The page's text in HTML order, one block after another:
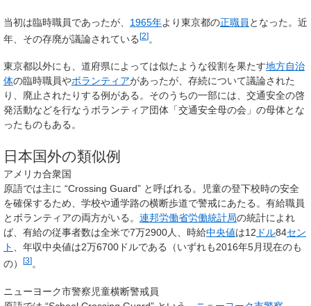
当初は臨時職員であったが、 1965年より東京都の正職員 となった。近
年、その存廃が議論されている[2]。
東京都以外にも、道府県によっては似たような役割を果たす地方自治
体の臨時職員やボランティアがあったが、存続について議論された
り、廃止されたりする例がある。そのうちの一部には、交通安全の啓
発活動などを行なうボランティア団体「交通安全母の会」の母体とな
ったものもある。
日本国外の類似例
アメリカ合衆国
原語では主に “Crossing Guard” と呼ばれる。児童の登下校時の安全
を確保するため、学校や通学路の横断歩道で警戒にあたる。有給職員
とボランティアの両方がいる。 連邦労働省労働統計局の統計によれ
ば、有給の従事者数は全米で7万2900人、時給中央値は12 ドル84セン
ト
、年収中央値は2万6700ドルである（いずれも2016年5月現在のも
の）
[3]。
ニューヨーク市警察児童横断警戒員